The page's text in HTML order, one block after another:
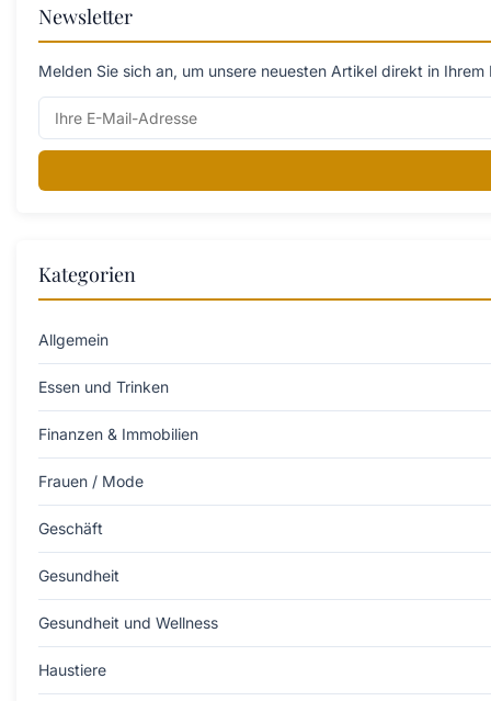
Newsletter
Melden Sie sich an, um unsere neuesten Artikel direkt in
Kategorien
Allgemein
Essen und Trinken
Finanzen & Immobilien
Frauen / Mode
Geschäft
Gesundheit
Gesundheit und Wellness
Haustiere